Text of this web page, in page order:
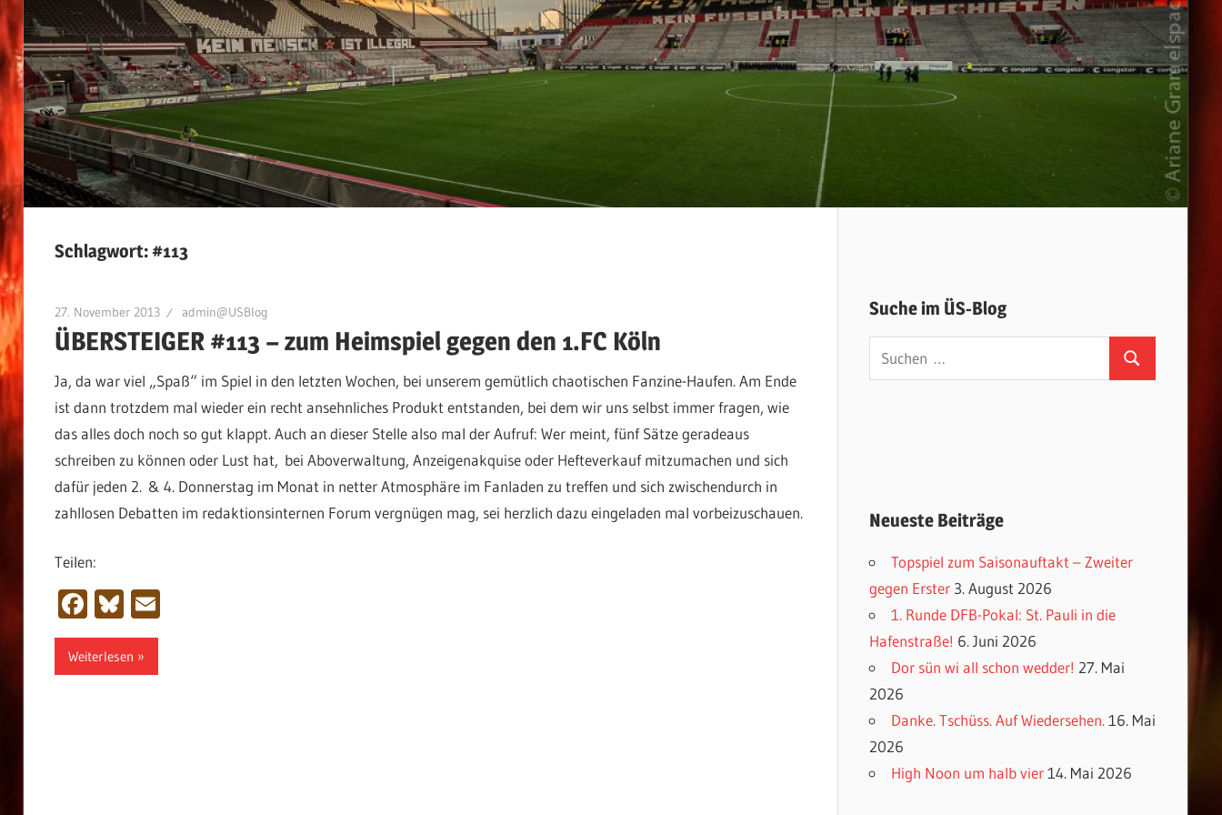
Schlagwort:#113
27. November 2013 admin@USBlog
ÜBERSTEIGER #113 – zum Heimspiel gegen den 1.FC Köln
Ja, da war viel „Spaß“ im Spiel in den letzten Wochen, bei unserem gemütlich chaotischen Fanzine-Haufen. Am Ende
ist dann trotzdem mal wieder ein recht ansehnliches Produkt entstanden, bei dem wir uns selbst immer fragen, wie
das alles doch noch so gut klappt. Auch an dieser Stelle also mal der Aufruf: Wer meint, fünf Sätze geradeaus
schreiben zu können oder Lust hat, bei Aboverwaltung, Anzeigenakquise oder Hefteverkauf mitzumachen und sich
dafür jeden 2. & 4. Donnerstag im Monat in netter Atmosphäre im Fanladen zu treffen und sich zwischendurch in
zahllosen Debatten im redaktionsinternen Forum vergnügen mag, sei herzlich dazu eingeladen mal vorbeizuschauen.
Teilen:
Facebook
Bluesky
Email
Weiterlesen
Suche im ÜS-Blog
Suchen
nach:
Suchen
Neueste Beiträge
Topspiel zum Saisonauftakt – Zweiter
gegen Erster 3. August 2026
1. Runde DFB-Pokal: St. Pauli in die
Hafenstraße! 6. Juni 2026
Dor sün wi all schon wedder! 27. Mai
2026
Danke. Tschüss. Auf Wiedersehen. 16. Mai
2026
High Noon um halb vier 14. Mai 2026